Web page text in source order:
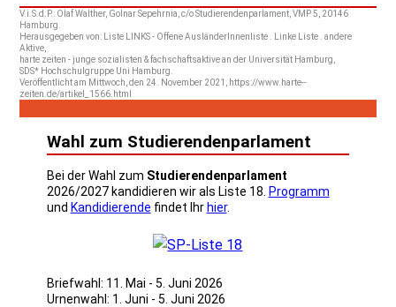
V.i.S.d.P.: Olaf Walther, Golnar Sepehrnia, c/o Studierendenparlament, VMP 5, 20146
Hamburg.
Herausgegeben von: Liste LINKS - Offene AusländerInnenliste . Linke Liste . andere
Aktive,
harte zeiten - junge sozialisten & fachschaftsaktive an der Universität Hamburg,
SDS* Hochschulgruppe Uni Hamburg.
Veröffentlicht am Mittwoch, den 24. November 2021, https://www.harte--
zeiten.de/artikel_1566.html
Wahl zum Studierendenparlament
Bei der Wahl zum Studierendenparlament
2026/2027 kandidieren wir als Liste 18. Programm
und Kandidierende findet Ihr hier.
Briefwahl: 11. Mai - 5. Juni 2026
Urnenwahl: 1. Juni - 5. Juni 2026